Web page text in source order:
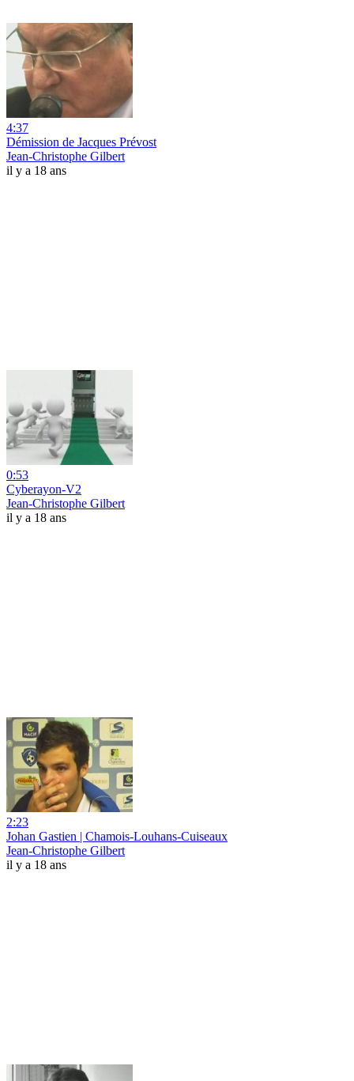
4:37
Démission de Jacques Prévost
Jean-Christophe Gilbert
il y a 18 ans
0:53
Cyberayon-V2
Jean-Christophe Gilbert
il y a 18 ans
2:23
Johan Gastien | Chamois-Louhans-Cuiseaux
Jean-Christophe Gilbert
il y a 18 ans